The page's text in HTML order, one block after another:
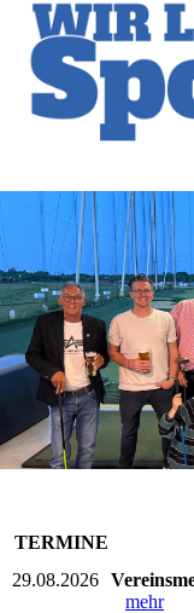
TERMINE
29.08.2026
mehr